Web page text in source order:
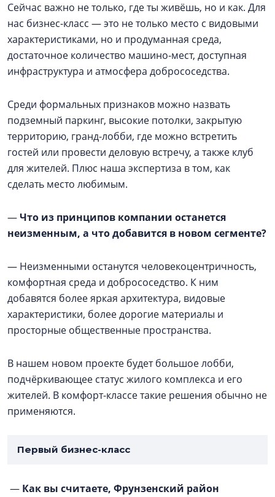
Сейчас важно не только, где ты живёшь, но и как. Для
нас бизнес-класс — это не только место с видовыми
характеристиками, но и продуманная среда,
достаточное количество машино-мест, доступная
инфраструктура и атмосфера добрососедства.
Среди формальных признаков можно назвать
подземный паркинг, высокие потолки, закрытую
территорию, гранд-лобби, где можно встретить
гостей или провести деловую встречу, а также клуб
для жителей. Плюс наша экспертиза в том, как
сделать место любимым.
—Что из принципов компании останется
неизменным, а что добавится в новом сегменте?
— Неизменными останутся человекоцентричность,
комфортная среда и добрососедство. К ним
добавятся более яркая архитектура, видовые
характеристики, более дорогие материалы и
просторные общественные пространства.
В нашем новом проекте будет большое лобби,
подчёркивающее статус жилого комплекса и его
жителей. В комфорт-классе такие решения обычно не
применяются.
Первый бизнес-класс
— Как вы считаете, Фрунзенский район